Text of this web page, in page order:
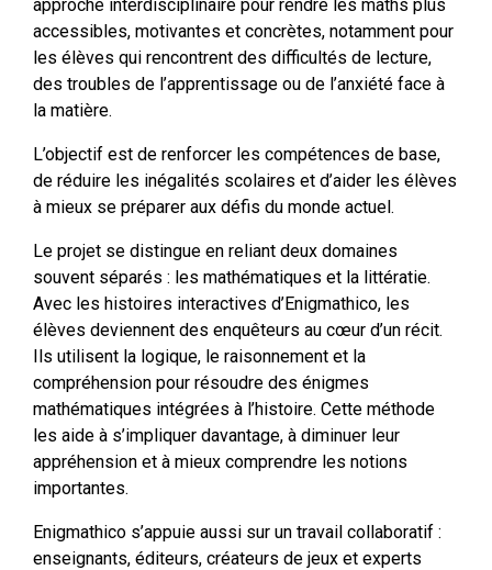
approche interdisciplinaire pour rendre les maths plus
accessibles, motivantes et concrètes, notamment pour
les élèves qui rencontrent des difficultés de lecture,
des troubles de l’apprentissage ou de l’anxiété face à
la matière.
L’objectif est de renforcer les compétences de base,
de réduire les inégalités scolaires et d’aider les élèves
à mieux se préparer aux défis du monde actuel.
Le projet se distingue en reliant deux domaines
souvent séparés : les mathématiques et la littératie.
Avec les histoires interactives d’Enigmathico, les
élèves deviennent des enquêteurs au cœur d’un récit.
Ils utilisent la logique, le raisonnement et la
compréhension pour résoudre des énigmes
mathématiques intégrées à l’histoire. Cette méthode
les aide à s’impliquer davantage, à diminuer leur
appréhension et à mieux comprendre les notions
importantes.
Enigmathico s’appuie aussi sur un travail collaboratif :
enseignants, éditeurs, créateurs de jeux et experts